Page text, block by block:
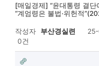
[매일경제] “윤대통령 결
“계엄령은 불법·위헌적
작성자 부산경실련
0건